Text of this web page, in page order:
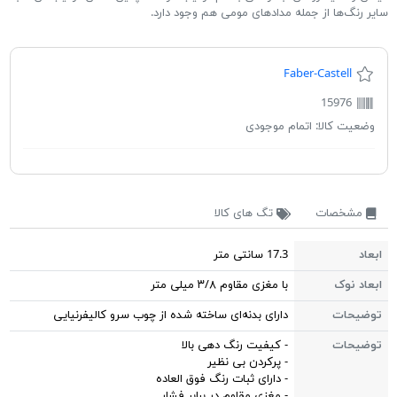
سایر رنگ‌ها از جمله مدادهای مومی هم وجود دارد.
Faber-Castell
15976
وضعیت کالا: اتمام موجودی
مشخصات تگ های کالا
ابعاد
17.3 سانتی متر
ابعاد نوک
با مغزی مقاوم ۳/۸ میلی متر
توضیحات
دارای بدنه‌ای ساخته شده از چوب سرو کالیفرنیایی
توضیحات
- کیفیت رنگ دهی بالا
- پرکردن بی نظیر
- دارای ثبات رنگ فوق العاده